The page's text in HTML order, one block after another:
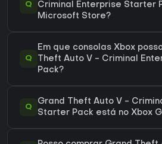
Q
Criminal Enterprise Starter
Microsoft Store?
Q
Em que consolas Xbox
Theft Auto V - Criminal
Pack?
Q
Grand Theft Auto V -
Starter Pack está no Xbox